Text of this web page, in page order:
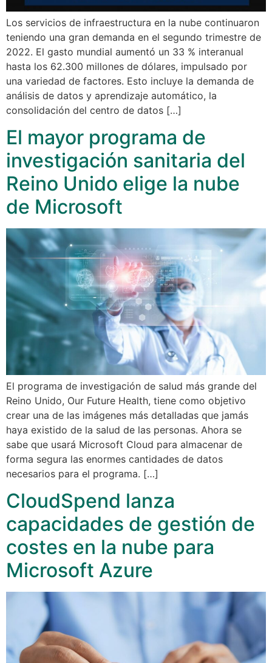
Los servicios de infraestructura en la nube continuaron
teniendo una gran demanda en el segundo trimestre de
2022. El gasto mundial aumentó un 33 % interanual
hasta los 62.300 millones de dólares, impulsado por
una variedad de factores. Esto incluye la demanda de
análisis de datos y aprendizaje automático, la
consolidación del centro de datos […]
El mayor programa de
investigación sanitaria del
Reino Unido elige la nube
de Microsoft
El programa de investigación de salud más grande del
Reino Unido, Our Future Health, tiene como objetivo
crear una de las imágenes más detalladas que jamás
haya existido de la salud de las personas. Ahora se
sabe que usará Microsoft Cloud para almacenar de
forma segura las enormes cantidades de datos
necesarios para el programa. […]
CloudSpend lanza
capacidades de gestión de
costes en la nube para
Microsoft Azure